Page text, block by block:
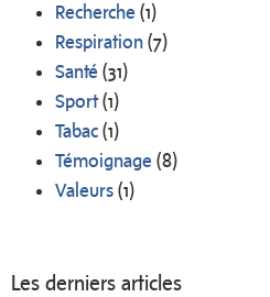
Recherche (1)
Respiration (7)
Santé (31)
Sport(1)
Tabac (1)
Témoignage (8)
Valeurs (1)
Les derniers articles